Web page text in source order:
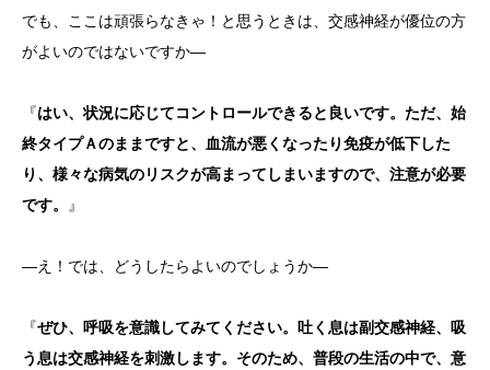
でも、ここは頑張らなきゃ！と思うときは、交感神経が優位の方
がよいのではないですか―
『はい、状況に応じてコントロールできると良いです。ただ、始
終タイプＡのままですと、血流が悪くなったり免疫が低下した
り、様々な病気のリスクが高まってしまいますので、注意が必要
です。
』
―え！では、どうしたらよいのでしょうか―
『ぜひ、呼吸を意識してみてください。吐く息は副交感神経、吸
う息は交感神経を刺激します。そのため、普段の生活の中で、意